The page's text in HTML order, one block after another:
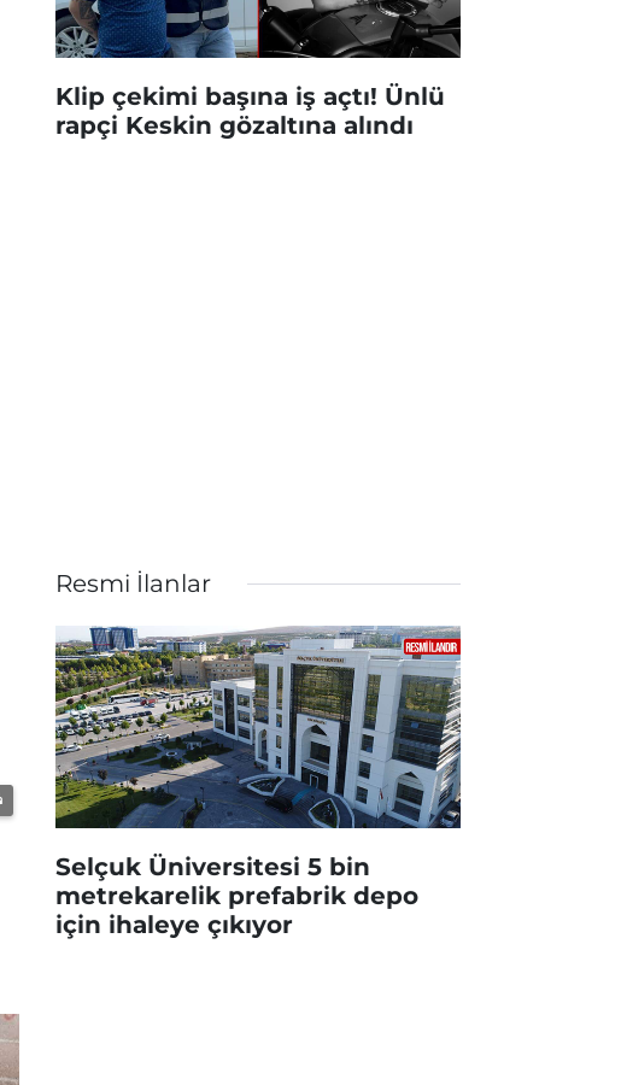
Klip çekimi başına iş açtı! Ünlü
rapçi Keskin gözaltına alındı
Resmi İlanlar
Selçuk Üniversitesi 5 bin
metrekarelik prefabrik depo
için ihaleye çıkıyor